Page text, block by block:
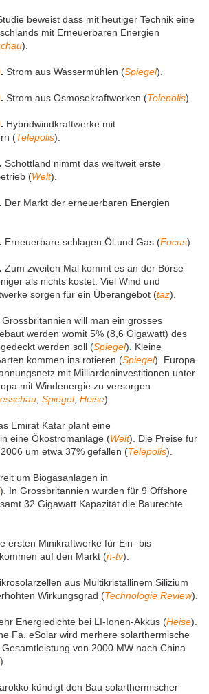
beweist dass mit heutiger Technik eine
mit Erneuerbaren Energien
).
. Strom aus Wassermühlen (Spiegel).
. Strom aus Osmosekraftwerken (Telepolis).
. Hybridwindkraftwerke mit
(Telepolis).
. Schottland nimmt das weltweit erste
(Welt).
. Der Markt der erneuerbaren Energien
. Erneuerbare schlagen Öl und Gas (Focus)
. Zum zweiten Mal kommt es an der Börse
als nichts kostet. Viel Wind und
sorgen für ein Überangebot (taz).
Grossbritannien will man ein grosses
werden womit 5% (8,6 Gigawatt) des
werden soll (Spiegel). Kleine
kommen ins rotieren (Spiegel). Europa
mit Milliardeninvestitionen unter
mit Windenergie zu versorgen
Spiegel, Heise).
Emirat Katar plant eine
eine Ökostromanlage (Welt). Die Preise für
um etwa 37% gefallen (Telepolis).
um Biogasanlagen in
). In Grossbritannien wurden für 9 Offshore
32 Gigawatt Kapazität die Baurechte
ersten Minikraftwerke für Ein- bis
auf den Markt (n-tv).
aus Multikristallinem Silizium
Wirkungsgrad (Technologie Review).
Energiedichte bei LI-Ionen-Akkus (Heise).
Fa. eSolar wird merhere solarthermische
von 2000 MW nach China
).
kündigt den Bau solarthermischer